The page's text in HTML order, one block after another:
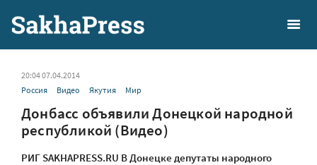
20:04 07.04.2014
Россия
Видео Якутия Мир
Донбасс объявили Донецкой народной
республикой (Видео)
РИГ SAKHAPRESS.RU В Донецке депутаты народного